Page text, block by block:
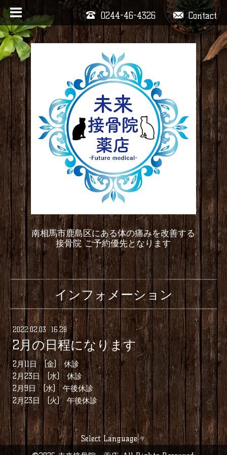
Contact
0244-46-4326
南相馬市鹿島区にある体の痛みを改善する
接骨院 ご予約優先となります
インフォメーション
2022.02.03 16:28
2月の日程になります
2月11日 (金) 休診
2月23日 (水) 休診
2月9日 (水) 午後休診
2月23日 (火) 午後休診
Select Language▼